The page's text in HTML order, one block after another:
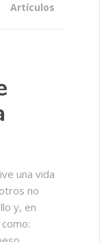
Artículos
una vida
no
y, en